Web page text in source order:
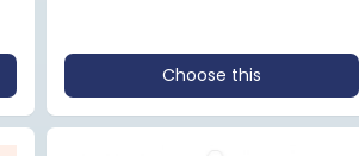
Choose this